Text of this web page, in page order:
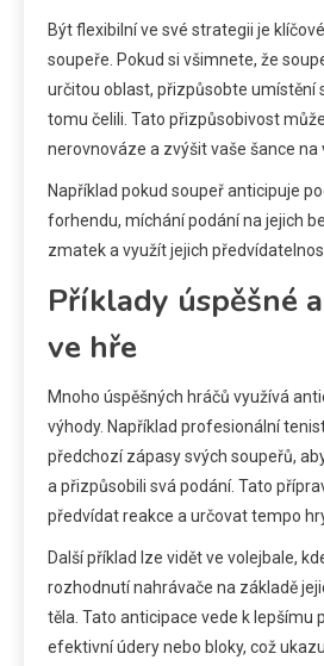
Být flexibilní ve své strategii je
soupeře. Pokud si všimnete, že
určitou oblast, přizpůsobte umístění
tomu čelili. Tato přizpůsobivost
nerovnováze a zvýšit vaše šance na
Například pokud soupeř anticipuje
forhendu, míchání podání na jejich
zmatek a využít jejich
Příklady úspěšné
ve hře
Mnoho úspěšných hráčů využívá
výhody. Například profesionální
předchozí zápasy svých soupeřů,
a přizpůsobili svá podání. Tato
předvídat reakce a určovat tempo
Další příklad lze vidět ve volejbale,
rozhodnutí nahrávače na základě
těla. Tato anticipace vede k lepšímu
efektivní údery nebo bloky, což